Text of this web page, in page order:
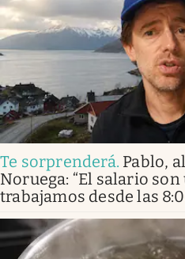
Te sorprenderá. Pablo,
Noruega: “El salario
trabajamos desde las